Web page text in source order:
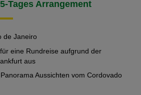
Tages Arrangement
de Janeiro
eine Rundreise aufgrund der
aus
Aussichten vom Cordovado